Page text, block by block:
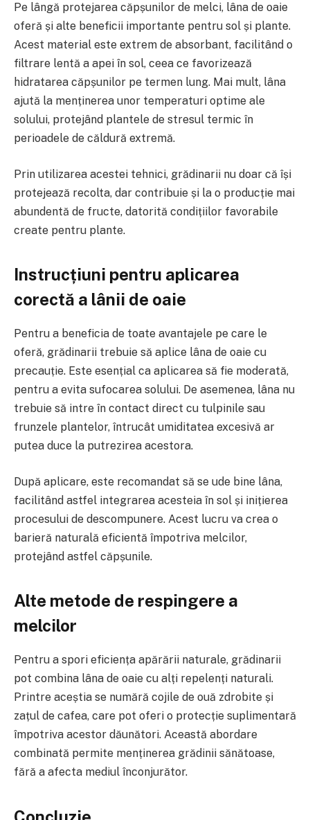
Pe lângă protejarea căpșunilor de melci, lâna de oaie
oferă și alte beneficii importante pentru sol și plante.
Acest material este extrem de absorbant, facilitând o
filtrare lentă a apei în sol, ceea ce favorizează
hidratarea căpșunilor pe termen lung. Mai mult, lâna
ajută la menținerea unor temperaturi optime ale
solului, protejând plantele de stresul termic în
perioadele de căldură extremă.
Prin utilizarea acestei tehnici, grădinarii nu doar că își
protejează recolta, dar contribuie și la o producție mai
abundentă de fructe, datorită condițiilor favorabile
create pentru plante.
Instrucțiuni pentru aplicarea
corectă a lânii de oaie
Pentru a beneficia de toate avantajele pe care le
oferă, grădinarii trebuie să aplice lâna de oaie cu
precauție. Este esențial ca aplicarea să fie moderată,
pentru a evita sufocarea solului. De asemenea, lâna nu
trebuie să intre în contact direct cu tulpinile sau
frunzele plantelor, întrucât umiditatea excesivă ar
putea duce la putrezirea acestora.
După aplicare, este recomandat să se ude bine lâna,
facilitând astfel integrarea acesteia în sol și inițierea
procesului de descompunere. Acest lucru va crea o
barieră naturală eficientă împotriva melcilor,
protejând astfel căpșunile.
Alte metode de respingere a
melcilor
Pentru a spori eficiența apărării naturale, grădinarii
pot combina lâna de oaie cu alți repelenți naturali.
Printre aceștia se numără cojile de ouă zdrobite și
zațul de cafea, care pot oferi o protecție suplimentară
împotriva acestor dăunători. Această abordare
combinată permite menținerea grădinii sănătoase,
fără a afecta mediul înconjurător.